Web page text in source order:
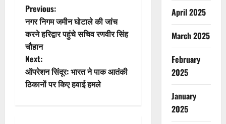
P
o
s
t
Previous:
नगर निगम जमीन घोटाले की जांच
करने हरिद्वार पहुंचे सचिव रणवीर सिंह
चौहान
Next:
ऑपरेशन सिंदूर: भारत ने पाक आतंकी
ठिकानों पर किए हवाई हमले
April 2025
March 2025
February
2025
January
2025